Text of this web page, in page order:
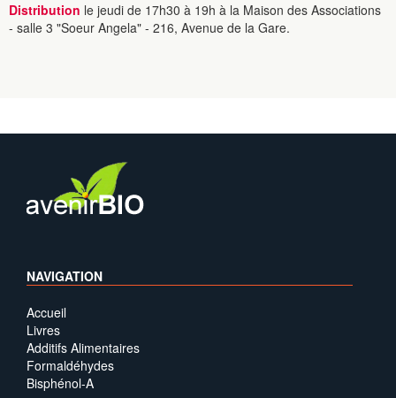
Distribution le jeudi de 17h30 à 19h à la Maison des Associations
- salle 3 "Soeur Angela" - 216, Avenue de la Gare.
NAVIGATION
Accueil
Livres
Additifs Alimentaires
Formaldéhydes
Bisphénol-A